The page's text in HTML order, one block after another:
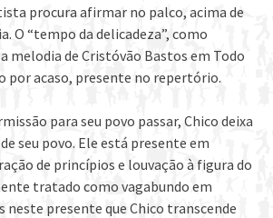
procura afirmar no palco, acima de
O “tempo da delicadeza”, como
melodia de Cristóvão Bastos em Todo
por acaso, presente no repertório.
para seu povo passar, Chico deixa
seu povo. Ele está presente em
de princípios e louvação à figura do
tratado como vagabundo em
neste presente que Chico transcende